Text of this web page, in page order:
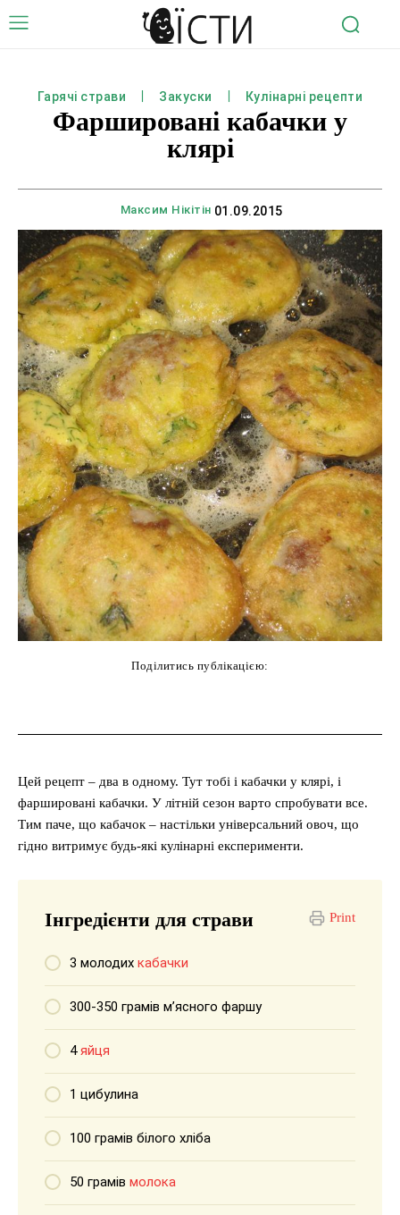
Гарячі страви Закуски Кулінарні рецепти
Фаршировані кабачки у
клярі
Максим Нікітін 01.09.2015
Поділитись публікацією:
Цей рецепт – два в одному. Тут тобі і кабачки у клярі, і
фаршировані кабачки. У літній сезон варто спробувати все.
Тим паче, що кабачок – настільки універсальний овоч, що
гідно витримує будь-які кулінарні експерименти.
Print
Інгредієнти для страви
3 молодих кабачки
300-350 грамів м’ясного фаршу
4яйця
1 цибулина
100 грамів білого хліба
50 грамів молока